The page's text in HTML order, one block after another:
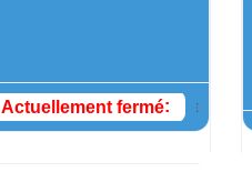
Actuellement fermé: